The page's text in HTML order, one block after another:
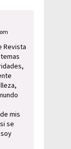
Revista
mis
se